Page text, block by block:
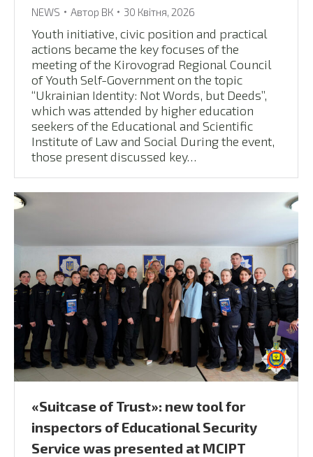
NEWS Автор ВК 30 Квітня, 2026
Youth initiative, civic position and practical
actions became the key focuses of the
meeting of the Kirovograd Regional Council
of Youth Self-Government on the topic
“Ukrainian Identity: Not Words, but Deeds”,
which was attended by higher education
seekers of the Educational and Scientific
Institute of Law and Social During the event,
those present discussed key…
«Suitcase of Trust»: new tool for
inspectors of Educational Security
Service was presented at MCIPT